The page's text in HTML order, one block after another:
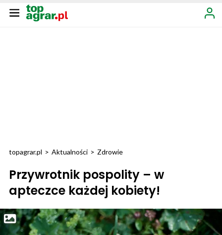
topagrar.pl > Aktualności > Zdrowie
Przywrotnik pospolity – w
apteczce każdej kobiety!